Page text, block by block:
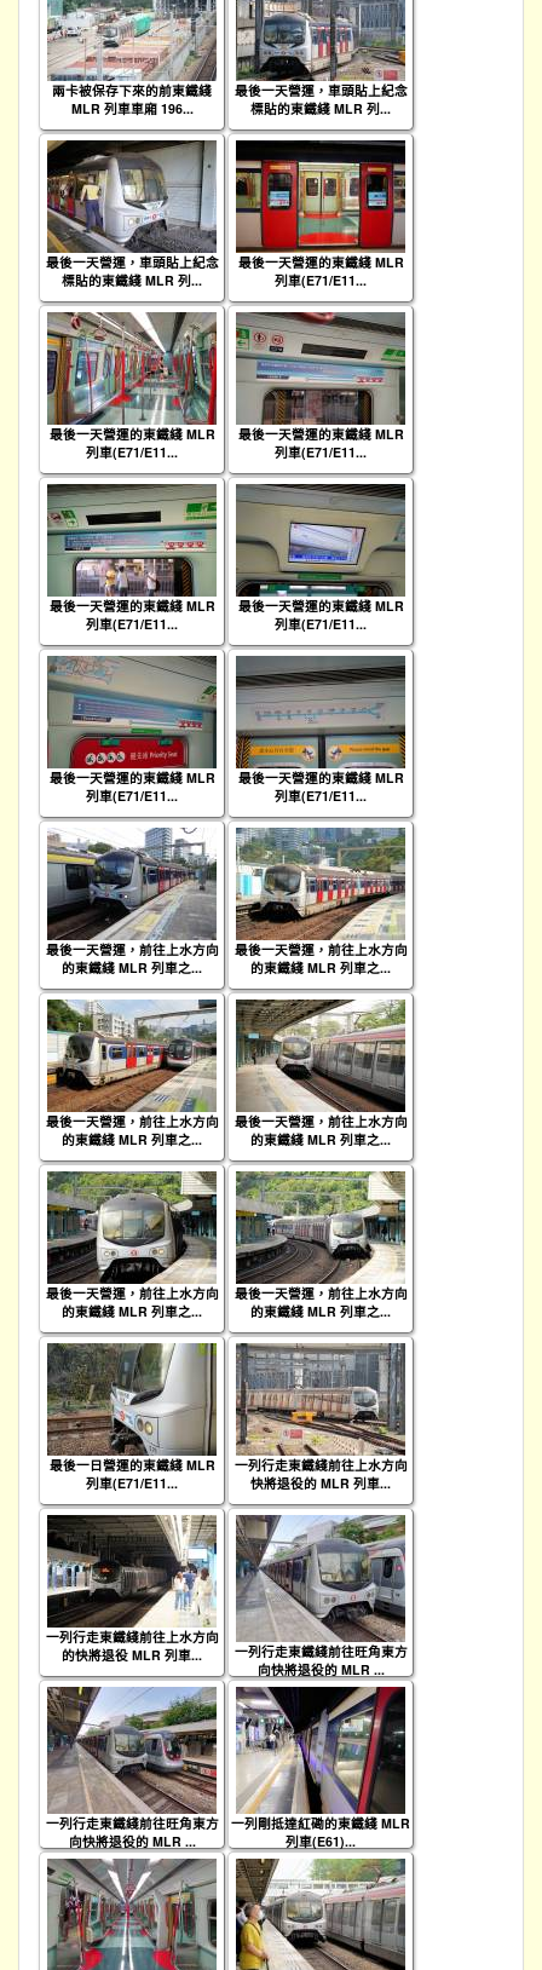
兩卡被保存下來的前東鐵綫
MLR 列車車廂 196...
最後一天營運，車頭貼上紀念
標貼的東鐵綫 MLR 列...
最後一天營運，車頭貼上紀念
標貼的東鐵綫 MLR 列...
最後一天營運的東鐵綫 MLR
列車(E71/E11...
最後一天營運的東鐵綫 MLR
列車(E71/E11...
最後一天營運的東鐵綫 MLR
列車(E71/E11...
最後一天營運的東鐵綫 MLR
列車(E71/E11...
最後一天營運的東鐵綫 MLR
列車(E71/E11...
最後一天營運的東鐵綫 MLR
列車(E71/E11...
最後一天營運的東鐵綫 MLR
列車(E71/E11...
最後一天營運，前往上水方向
的東鐵綫 MLR 列車之...
最後一天營運，前往上水方向
的東鐵綫 MLR 列車之...
最後一天營運，前往上水方向
的東鐵綫 MLR 列車之...
最後一天營運，前往上水方向
的東鐵綫 MLR 列車之...
最後一天營運，前往上水方向
的東鐵綫 MLR 列車之...
最後一天營運，前往上水方向
的東鐵綫 MLR 列車之...
最後一日營運的東鐵綫 MLR
列車(E71/E11...
一列行走東鐵綫前往上水方向
快將退役的 MLR 列車...
一列行走東鐵綫前往上水方向
的快將退役 MLR 列車...
一列行走東鐵綫前往旺角東方
向快將退役的 MLR ...
一列行走東鐵綫前往旺角東方
向快將退役的 MLR ...
一列剛抵達紅磡的東鐵綫 MLR
列車(E61)...